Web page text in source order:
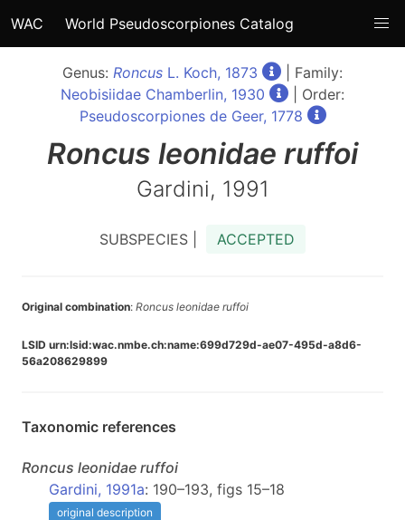
WAC World Pseudoscorpiones Catalog
Genus: Roncus L. Koch, 1873
| Family:
Neobisiidae Chamberlin, 1930
| Order:
Pseudoscorpiones de Geer, 1778
Roncus leonidae ruffoi
Gardini, 1991
SUBSPECIES | ACCEPTED
Original combination: Roncus leonidae ruffoi
LSID urn:lsid:wac.nmbe.ch:name:699d729d-ae07-495d-a8d6-
56a208629899
Taxonomic references
Roncus leonidae ruffoi
Gardini, 1991a: 190–193, figs 15–18
original description